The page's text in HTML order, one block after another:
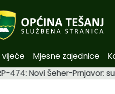
Mjesne zajednice
Novi Šeher-